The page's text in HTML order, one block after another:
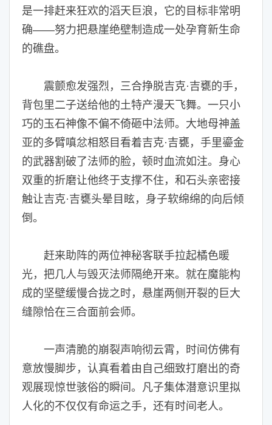
是一排赶来狂欢的滔天巨浪，它的目标非常明
确——努力把悬崖绝壁制造成一处孕育新生命
的礁盘。
震颤愈发强烈，三合挣脱吉克·吉甕的手，
背包里二子送给他的土特产漫天飞舞。一只小
巧的玉石神像不偏不倚砸中法师。大地母神盖
亚的多臂嗔忿相怒目看着吉克·吉甕，手里鎏金
的武器割破了法师的脸，顿时血流如注。身心
双重的折磨让他终于支撑不住，和石头亲密接
触让吉克·吉甕头晕目眩，身子软绵绵的向后倾
倒。
赶来助阵的两位神秘客联手拉起橘色暖
光，把几人与毁灭法师隔绝开来。就在魔能构
成的坚壁缓慢合拢之时，悬崖两侧开裂的巨大
缝隙恰在三合面前会师。
一声清脆的崩裂声响彻云霄，时间仿佛有
意放慢脚步，认真看着由自己细致打磨出的奇
观展现惊世骇俗的瞬间。凡子集体潜意识里拟
人化的不仅仅有命运之手，还有时间老人。